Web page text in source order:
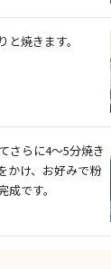
焼きます。
さらに4〜5分焼き
かけ、お好みで粉
です。